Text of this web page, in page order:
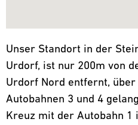
Unser Standort in der
Urdorf, ist nur 200m von
Urdorf Nord entfernt,
Autobahnen 3 und 4
Kreuz mit der Autobahn